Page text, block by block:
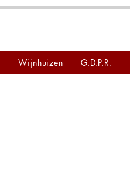
Wijnhuizen G.D.P.R.